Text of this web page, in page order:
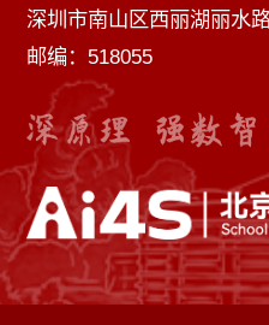
深圳市南山区西丽湖丽水
邮编：518055